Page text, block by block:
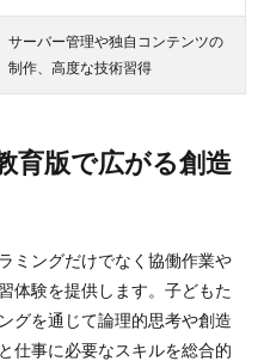
サーバー管理や独自コンテンツの
制作、高度な技術習得
育版で広がる創造
ミングだけでなく協働作業や
体験を提供します。子どもた
グを通じて論理的思考や創造
仕事に必要なスキルを総合的